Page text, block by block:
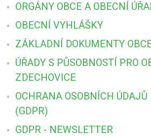
ORGÁNY OBCE A OBECNÍ
OBECNÍ VYHLÁŠKY
ZÁKLADNÍ DOKUMENTY
ÚŘADY S PŮSOBNOSTÍ PRO
ZDECHOVICE
OCHRANA OSOBNÍCH ÚDAJŮ
(GDPR)
GDPR - NEWSLETTER